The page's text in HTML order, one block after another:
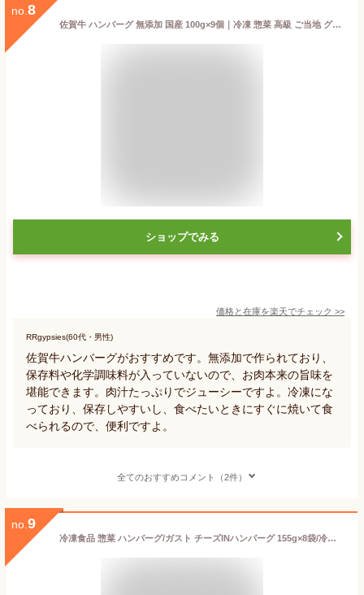
no. 8
佐賀牛 ハンバーグ 無添加 国産 100g×9個｜冷凍 惣菜 高級 ご当地 グルメ｜お取り寄せ ギフト 贈り物 お歳暮 贅沢 送料無料
ショップでみる
価格と在庫を楽天でチェック >>
RRgypsies(60代・男性)
佐賀牛ハンバーグがおすすめです。無添加で作られており、
保存料や化学調味料が入っていないので、お肉本来の旨味を
堪能できます。肉汁たっぷりでジューシーですよ。冷凍にな
っており、保存しやすいし、食べたいときにすぐに焼いて食
べられるので、便利ですよ。
全てのおすすめコメント（2件）
no. 9
冷凍食品 惣菜 ハンバーグ/ガスト チーズINハンバーグ 155g×8袋/冷凍ハンバーグ デミグラスソース 洋食 洋風惣菜 お惣菜 おかず 弁当 湯煎 湯せん 温めるだけ 一人暮らし 簡単調理 グルメ